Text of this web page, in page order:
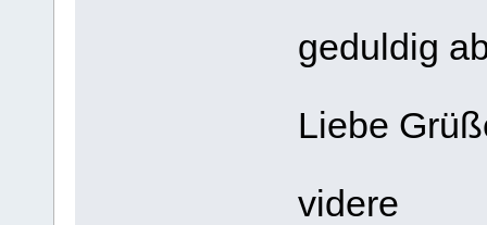
geduldig
Liebe
videre